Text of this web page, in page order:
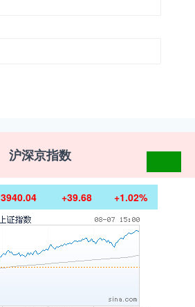
沪深京指数
3940.04 +39.68 +1.02%